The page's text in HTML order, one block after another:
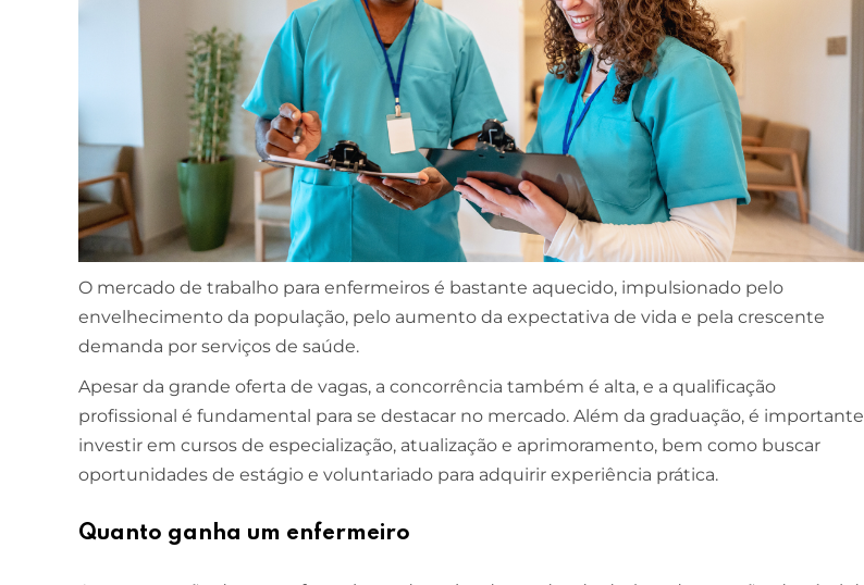
O mercado de trabalho para enfermeiros é bastante aquecido, impulsionado pelo
envelhecimento da população, pelo aumento da expectativa de vida e pela crescente
demanda por serviços de saúde.
Apesar da grande oferta de vagas, a concorrência também é alta, e a qualificação
profissional é fundamental para se destacar no mercado. Além da graduação, é importante
investir em cursos de especialização, atualização e aprimoramento, bem como buscar
oportunidades de estágio e voluntariado para adquirir experiência prática.
Quanto ganha um enfermeiro